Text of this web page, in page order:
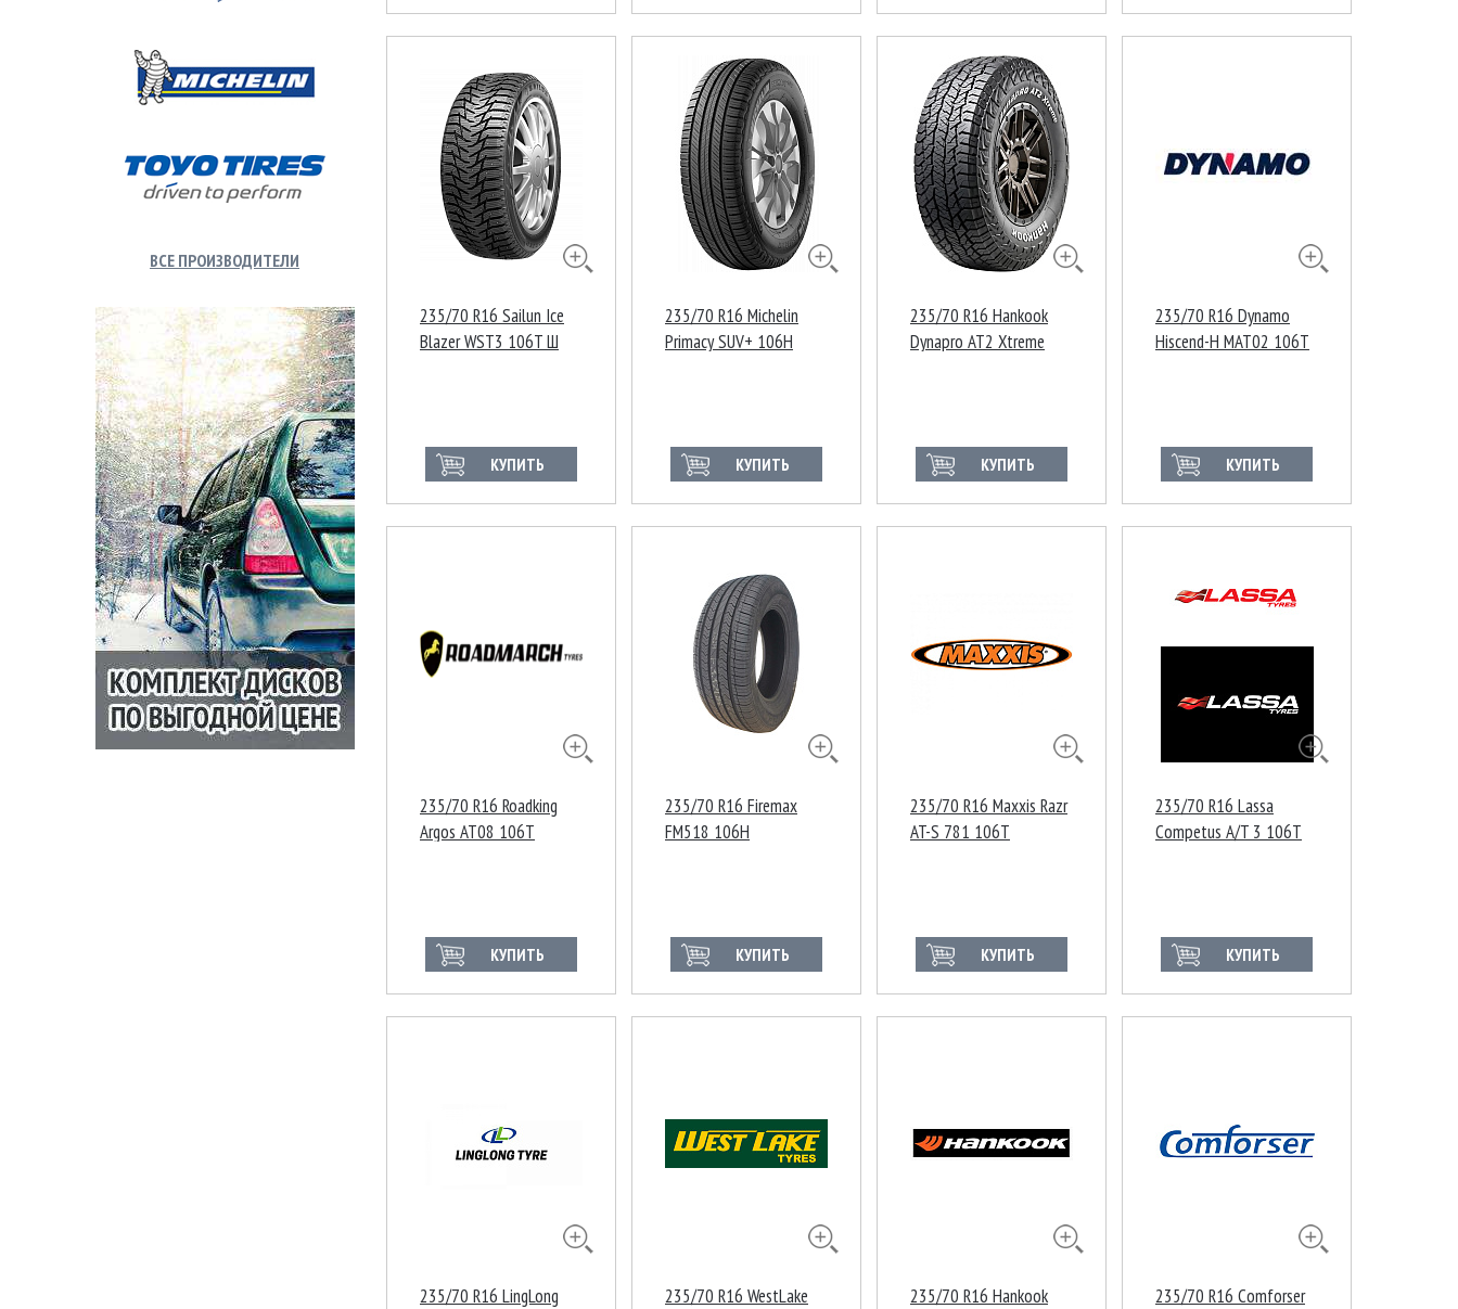
ВСЕ ПРОИЗВОДИТЕЛИ
235/70 R16 Sailun Ice
Blazer WST3 106T Ш
КУПИТЬ
235/70 R16 Michelin
Primacy SUV+ 106H
КУПИТЬ
235/70 R16 Hankook
Dynapro AT2 Xtreme
КУПИТЬ
235/70 R16 Dynamo
Hiscend-H MAT02 106T
КУПИТЬ
235/70 R16 Roadking
Argos AT08 106T
КУПИТЬ
235/70 R16 Firemax
FM518 106H
КУПИТЬ
235/70 R16 Maxxis Razr
AT-S 781 106T
КУПИТЬ
235/70 R16 Lassa
Competus A/T 3 106T
КУПИТЬ
235/70 R16 LingLong
235/70 R16 WestLake
235/70 R16 Hankook
235/70 R16 Comforser